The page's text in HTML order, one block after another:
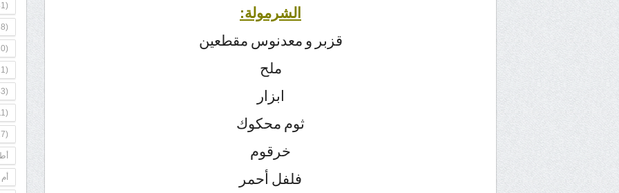
الشرمولة:
قزبر و معدنوس مقطعين
ملح
ابزار
ثوم محكوك
خرقوم
فلفل أحمر